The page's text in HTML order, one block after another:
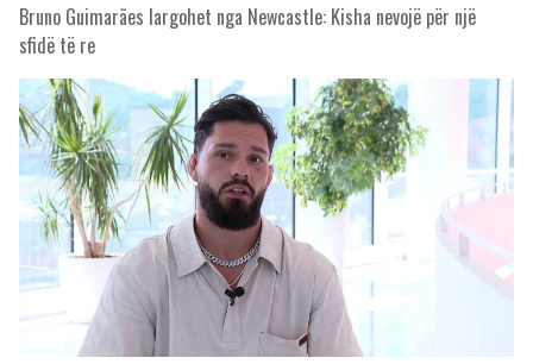
Bruno Guimarães largohet nga Newcastle: Kisha nevojë për një
sfidë të re